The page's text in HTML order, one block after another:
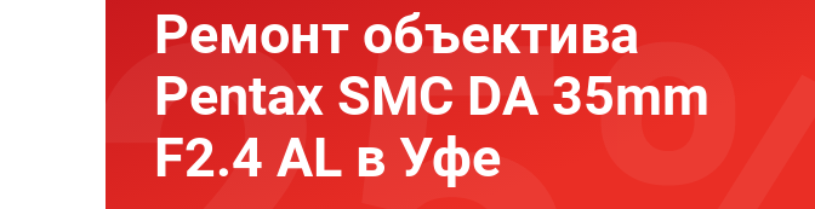
Ремонт объектива
Pentax SMC DA 35mm
F2.4 AL в Уфе